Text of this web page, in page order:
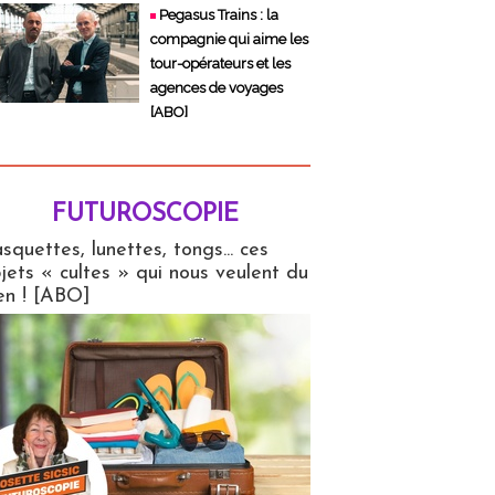
Pegasus Trains : la
compagnie qui aime les
tour-opérateurs et les
agences de voyages
[ABO]
FUTUROSCOPIE
lunettes, tongs... ces
« cultes » qui nous veulent du
! [ABO]